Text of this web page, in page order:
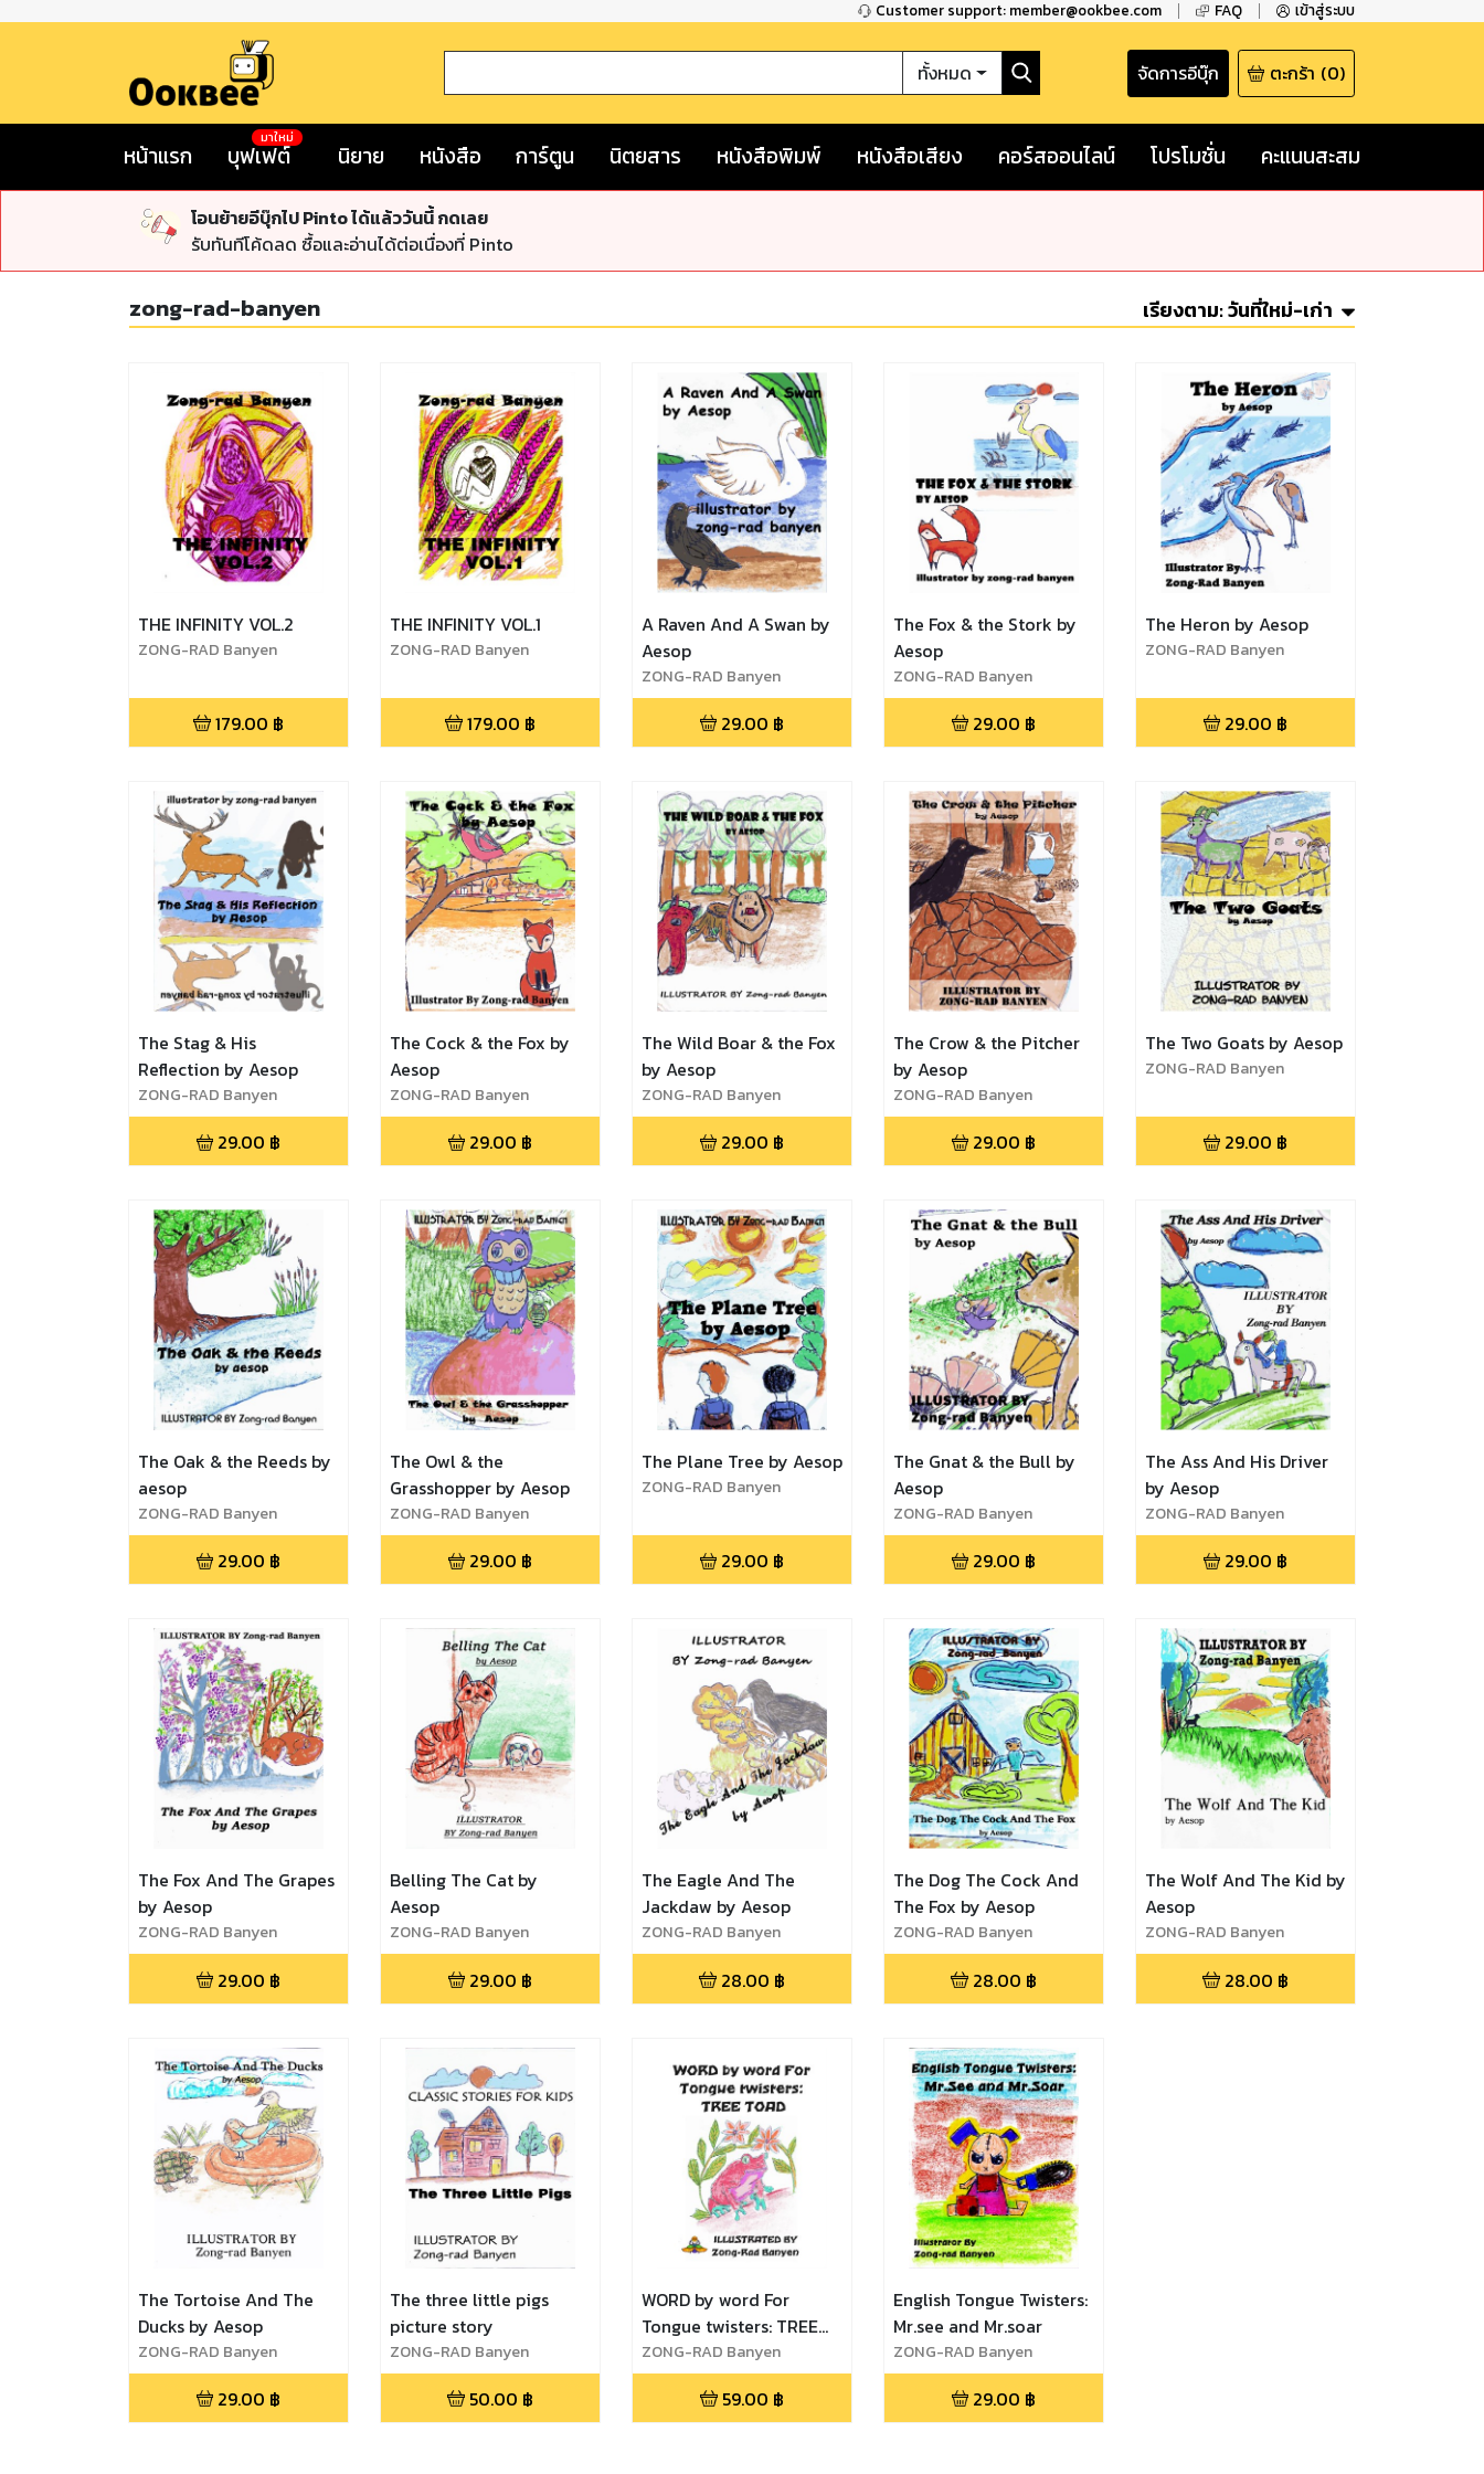
Customer support: member@ookbee.com FAQ เข้าสู่ระบบ
ทั้งหมด จัดการอีบุ๊ก ตะกร้า (0)
หน้าแรก บุฟเฟต์
มาใหม่
นิยาย หนังสือ การ์ตูน นิตยสาร หนังสือพิมพ์ หนังสือเสียง คอร์สออนไลน์ โปรโมชั่น คะแนนสะสม
โอนย้ายอีบุ๊กไป Pinto ได้แล้ววันนี้ กดเลย
รับทันทีโค้ดลด ซื้อและอ่านได้ต่อเนื่องที่ Pinto
zong-rad-banyen เรียงตาม:วันที่ใหม่-เก่า
THE INFINITY VOL.2
ZONG-RAD Banyen
179.00 ฿
THE INFINITY VOL.1
ZONG-RAD Banyen
179.00 ฿
A Raven And A Swan by
Aesop
ZONG-RAD Banyen
29.00 ฿
The Fox & the Stork by
Aesop
ZONG-RAD Banyen
29.00 ฿
The Heron by Aesop
ZONG-RAD Banyen
29.00 ฿
The Stag & His
Reflection by Aesop
ZONG-RAD Banyen
29.00 ฿
The Cock & the Fox by
Aesop
ZONG-RAD Banyen
29.00 ฿
The Wild Boar & the Fox
by Aesop
ZONG-RAD Banyen
29.00 ฿
The Crow & the Pitcher
by Aesop
ZONG-RAD Banyen
29.00 ฿
The Two Goats by Aesop
ZONG-RAD Banyen
29.00 ฿
The Oak & the Reeds by
aesop
ZONG-RAD Banyen
29.00 ฿
The Owl & the
Grasshopper by Aesop
ZONG-RAD Banyen
29.00 ฿
The Plane Tree by Aesop
ZONG-RAD Banyen
29.00 ฿
The Gnat & the Bull by
Aesop
ZONG-RAD Banyen
29.00 ฿
The Ass And His Driver
by Aesop
ZONG-RAD Banyen
29.00 ฿
The Fox And The Grapes
by Aesop
ZONG-RAD Banyen
29.00 ฿
Belling The Cat by
Aesop
ZONG-RAD Banyen
29.00 ฿
The Eagle And The
Jackdaw by Aesop
ZONG-RAD Banyen
28.00 ฿
The Dog The Cock And
The Fox by Aesop
ZONG-RAD Banyen
28.00 ฿
The Wolf And The Kid by
Aesop
ZONG-RAD Banyen
28.00 ฿
The Tortoise And The
Ducks by Aesop
ZONG-RAD Banyen
29.00 ฿
The three little pigs
picture story
ZONG-RAD Banyen
50.00 ฿
WORD by word For
Tongue twisters: TREE
TOAD
ZONG-RAD Banyen
59.00 ฿
English Tongue Twisters:
Mr.see and Mr.soar
ZONG-RAD Banyen
29.00 ฿